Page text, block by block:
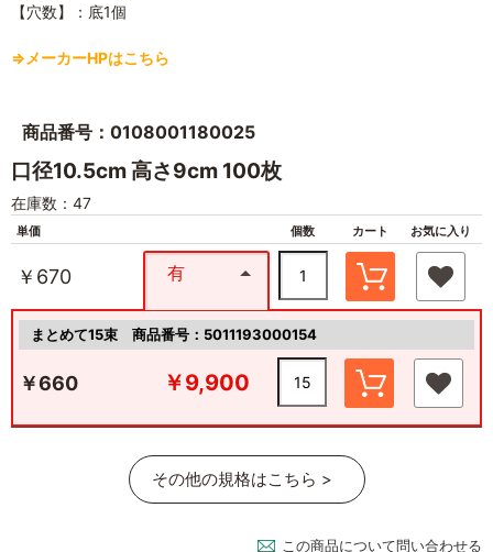
【穴数】：底1個
⇒メーカーHPはこちら
商品番号：0108001180025
口径10.5cm 高さ9cm 100枚
在庫数：47
単価 個数 カート お気に入り
￥670 有
まとめて15束 商品番号：5011193000154
￥660 ￥9,900
その他の規格はこちら >
この商品について問い合わせる